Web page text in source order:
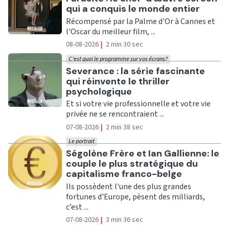
qui a conquis le monde entier
Récompensé par la Palme d'Or à Cannes et
l'Oscar du meilleur film, ...
08-08-2026 | 2 min 30 sec
Ecouter
Severance : la série fascinante
qui réinvente le thriller
psychologique
C'est quoi le programme sur vos écrans?
Et si votre vie professionnelle et votre vie
privée ne se rencontraient ...
07-08-2026 | 2 min 38 sec
Ecouter
Ségolène Frère et Ian Gallienne: le
couple le plus stratégique du
capitalisme franco-belge
Le portrait
Ils possèdent l'une des plus grandes
fortunes d'Europe, pèsent des milliards,
c’est ...
07-08-2026 | 3 min 36 sec